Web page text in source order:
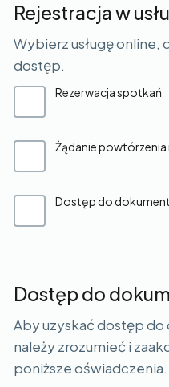
Rejestracja w
Wybierz usługę
dostęp.
Rezerwacja spotkań
Żądanie
Dostęp do
Dostęp do
Aby uzyskać dostęp
należy zrozumieć i
poniższe oświadczenia.